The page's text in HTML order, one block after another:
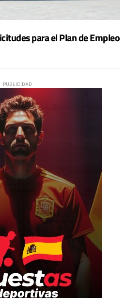
para el Plan de Empleo